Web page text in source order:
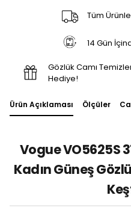
Tüm
14 Gün
Gözlük Camı
Hediye!
Ürün Açıklaması Ölçüler
Vogue VO5625S
Kadın Güneş